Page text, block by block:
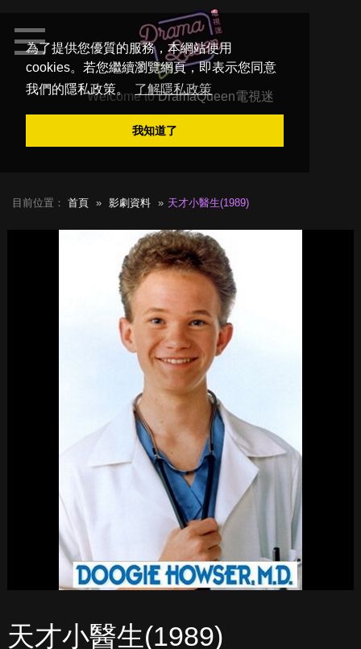
為了提供您優質的服務，本網站使用
cookies。若您繼續瀏覽網頁，即表示您同意
我們的隱私政策。
了解隱私政策
我知道了
Welcome toDramaQueen電視迷
目前位置： 首頁 影劇資料 天才小醫生(1989)
天才小醫生(1989)